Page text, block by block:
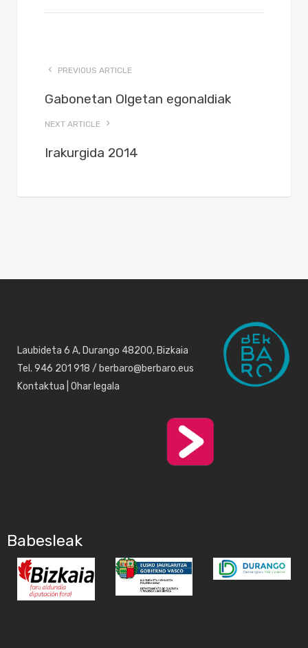
PREVIOUS ARTICLE
Gabonetan Olgetan egonaldiak
NEXT ARTICLE
Irakurgida 2014
Laubideta 6 A, Durango 48200, Bizkaia
Tel. 946 201 918 / berbaro@berbaro.eus
Kontaktua Ohar legala
Babesleak